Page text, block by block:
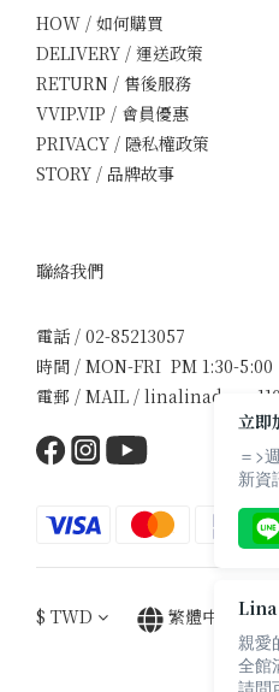
HOW / 如何購買
DELIVERY / 運送政策
RETURN / 售後服務
VVIP.VIP / 會員優惠
PRIVACY / 隱私權政策
STORY / 品牌故事
聯絡我們
電話 / 02-85213057
時間 / MON-FRI PM 1:30-5:00
電郵 / MAIL /
$ TWD 繁體中文
立即
＝>
新資
親愛
全館
請問